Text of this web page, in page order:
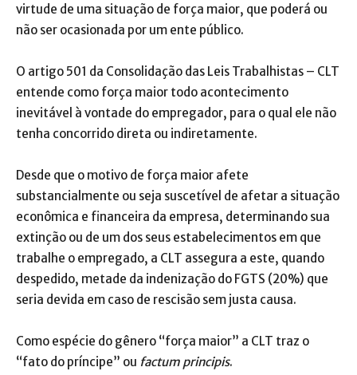
virtude de uma situação de força maior, que poderá ou
não ser ocasionada por um ente público.
O artigo 501 da Consolidação das Leis Trabalhistas – CLT
entende como força maior todo acontecimento
inevitável à vontade do empregador, para o qual ele não
tenha concorrido direta ou indiretamente.
Desde que o motivo de força maior afete
substancialmente ou seja suscetível de afetar a situação
econômica e financeira da empresa, determinando sua
extinção ou de um dos seus estabelecimentos em que
trabalhe o empregado, a CLT assegura a este, quando
despedido, metade da indenização do FGTS (20%) que
seria devida em caso de rescisão sem justa causa.
Como espécie do gênero “força maior” a CLT traz o
“fato do príncipe” ou factum principis.